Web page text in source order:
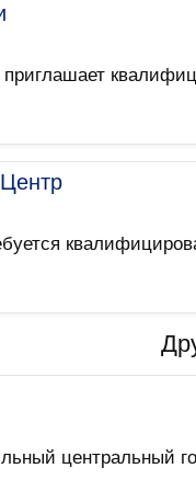
центральный